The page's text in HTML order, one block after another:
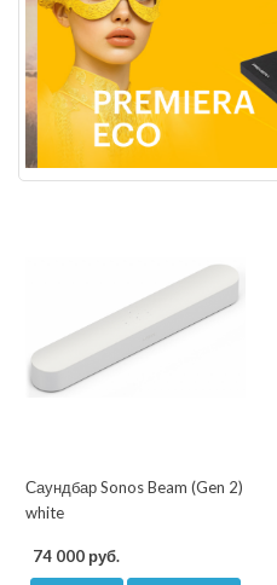
Саундбар Sonos Beam (Gen 2)
white
74 000 руб.